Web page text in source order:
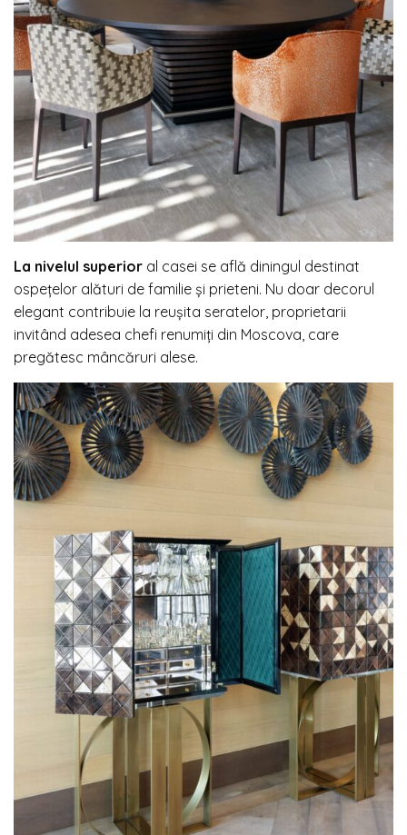
La nivelul superior al casei se află diningul destinat
ospețelor alături de familie și prieteni. Nu doar decorul
elegant contribuie la reușita seratelor, proprietarii
invitând adesea chefi renumiți din Moscova, care
pregătesc mâncăruri alese.